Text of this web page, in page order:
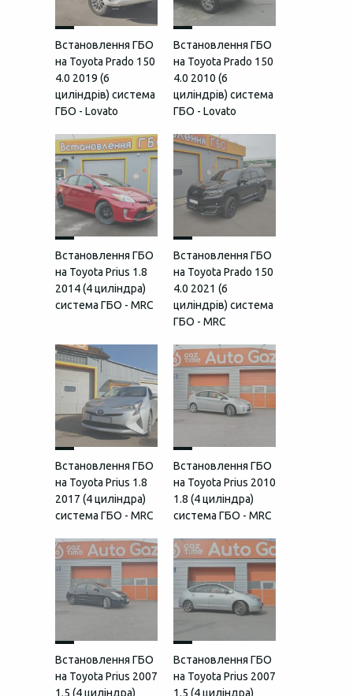
Встановлення ГБО
на Toyota Prado 150
4.0 2019 (6
циліндрів) система
ГБО - Lovato
Встановлення ГБО
на Toyota Prado 150
4.0 2010 (6
циліндрів) система
ГБО - Lovato
Встановлення ГБО
на Toyota Prius 1.8
2014 (4 циліндра)
система ГБО - MRC
Встановлення ГБО
на Toyota Prado 150
4.0 2021 (6
циліндрів) система
ГБО - MRC
Встановлення ГБО
на Toyota Prius 1.8
2017 (4 циліндра)
система ГБО - MRC
Встановлення ГБО
на Toyota Prius 2010
1.8 (4 циліндра)
система ГБО - MRC
Встановлення ГБО
на Toyota Prius 2007
1.5 (4 циліндра)
Встановлення ГБО
на Toyota Prius 2007
1.5 (4 циліндра)